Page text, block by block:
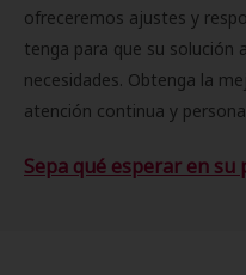
ofreceremos ajustes y
tenga para que su solución
necesidades. Obtenga la
atención continua y
Sepa qué esperar en